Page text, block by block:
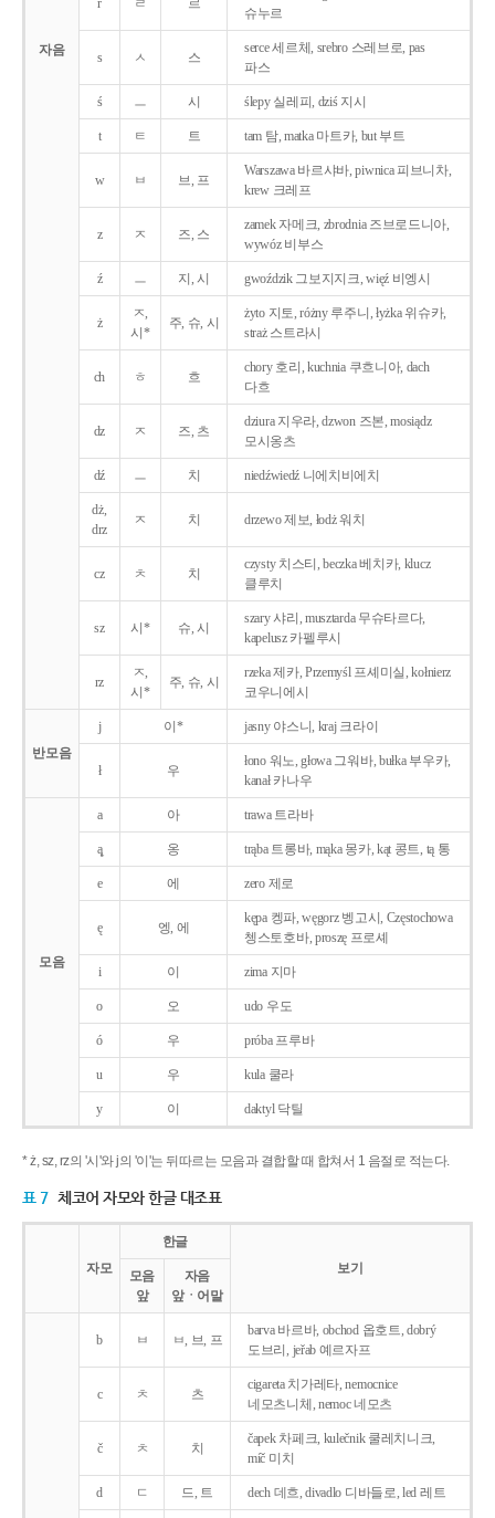
자음
r ㄹ 르
슈누르
s ㅅ 스
serce 세르체, srebro 스레브로, pas
파스
ś ㅡ 시 ślepy 실레피, dziś 지시
t ㅌ 트 tam 탐, matka 마트카, but 부트
w ㅂ 브, 프
Warszawa 바르샤바, piwnica 피브니차,
krew 크레프
z ㅈ 즈, 스
zamek 자메크, zbrodnia 즈브로드니아,
wywóz 비부스
ź ㅡ 지, 시 gwoździk 그보지지크, więź 비엥시
ż
ㅈ,
시*
주, 슈, 시
żyto 지토, różny 루주니, łyżka 위슈카,
straż 스트라시
ch ㅎ 흐
chory 호리, kuchnia 쿠흐니아, dach
다흐
dz ㅈ 즈, 츠
dziura 지우라, dzwon 즈본, mosiądz
모시옹츠
dź ㅡ 치 niedźwiedź 니에치비에치
dż,
drz
ㅈ 치 drzewo 제보, łodż 워치
cz ㅊ 치
czysty 치스티, beczka 베치카, klucz
클루치
sz 시* 슈, 시
szary 샤리, musztarda 무슈타르다,
kapelusz 카펠루시
rz
ㅈ,
시*
주, 슈, 시
rzeka 제카, Przemyśl 프셰미실, kołnierz
코우니에시
반모음
j 이* jasny 야스니, kraj 크라이
ł 우
łono 워노, głowa 그워바, bułka 부우카,
kanał 카나우
모음
a 아 trawa 트라바
ą̨ 옹 trąba 트롱바, mąka 몽카, kąt 콩트, tą 통
e 에 zero 제로
ę 엥, 에
kępa 켕파, węgorz 벵고시, Częstochowa
쳉스토호바, proszę 프로셰
i 이 zima 지마
o 오 udo 우도
ó 우 próba 프루바
u 우 kula 쿨라
y 이 daktyl 닥틸
* ż, sz, rz의 '시'와 j의 '이'는 뒤따르는 모음과 결합할 때 합쳐서 1 음절로 적는다.
표 7 체코어 자모와 한글 대조표
자모
한글
보기
모음
앞
자음
앞ㆍ어말
b ㅂ ㅂ, 브, 프
barva 바르바, obchod 옵호트, dobrý
도브리, jeřab 예르자프
c ㅊ 츠
cigareta 치가레타, nemocnice
네모츠니체, nemoc 네모츠
č ㅊ 치
čapek 차페크, kulečnik 쿨레치니크,
míč 미치
d ㄷ 드, 트 dech 데흐, divadlo 디바들로, led 레트